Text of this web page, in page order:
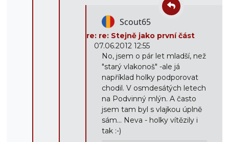
Scout65
re: re: Stejně jako první část
07.06.2012 12:55
No, jsem o pár let mladší, než
"starý vlakonoš" -ale já
například holky podporovat
chodil. V osmdesátých letech
na Podvinný mlýn. A často
jsem tam byl s vlajkou úplně
sám... Neva - holky vítězily i
tak :-)